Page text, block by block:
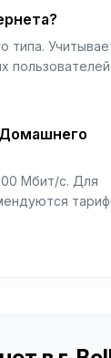
типа.
пользователей,
Домашнего
Мбит/с. Для